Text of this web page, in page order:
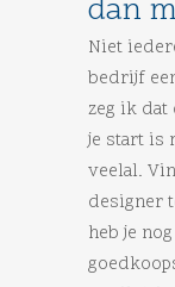
dan
Niet
bedrijf
zeg ik dat
je start is
veelal.
designer
heb je